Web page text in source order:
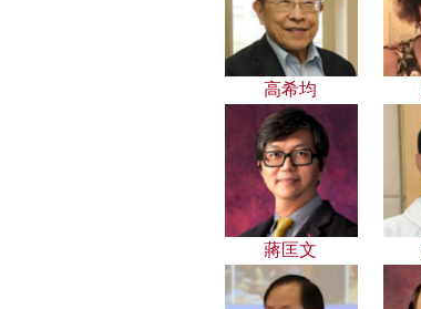
高希均
蔣匡文